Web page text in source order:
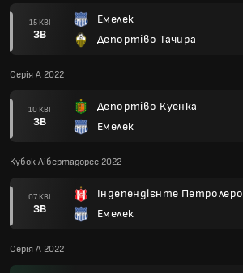
15 КВІ
ЗВ
Емелек
Депортіво Тачира
Серія А 2022
10 КВІ
ЗВ
Депортіво Куенка
Емелек
Кубок Лібертадорес 2022
07 КВІ
ЗВ
Індепендієнте Петролеро
Емелек
Серія А 2022